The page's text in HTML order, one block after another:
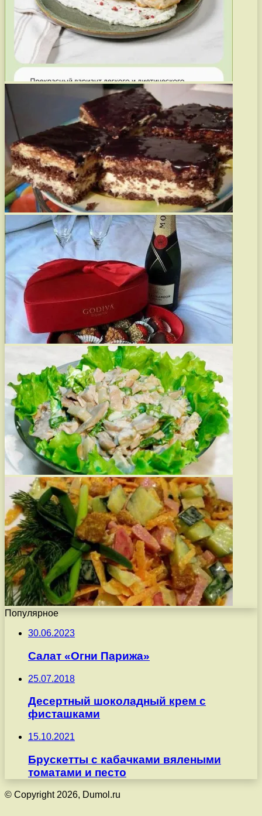
Популярное
30.06.2023
Салат «Огни Парижа»
25.07.2018
Десертный шоколадный крем с
фисташками
15.10.2021
Брускетты с кабачками вялеными
томатами и песто
© Copyright 2026, Dumol.ru